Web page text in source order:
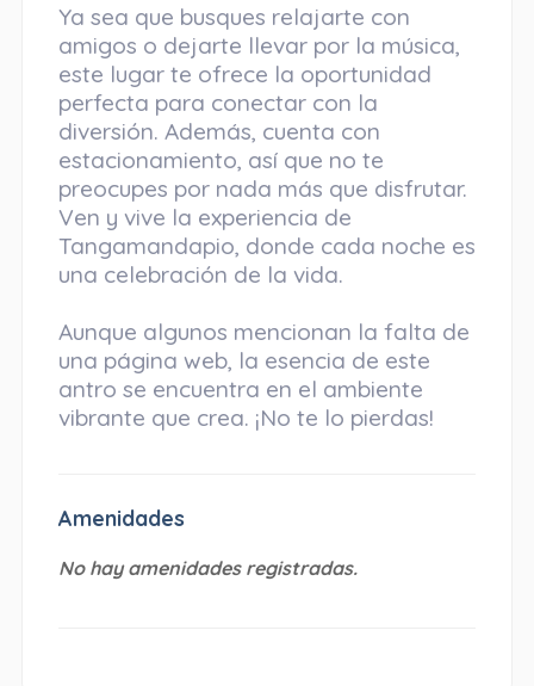
Ya sea que busques relajarte con
amigos o dejarte llevar por la música,
este lugar te ofrece la oportunidad
perfecta para conectar con la
diversión. Además, cuenta con
estacionamiento, así que no te
preocupes por nada más que disfrutar.
Ven y vive la experiencia de
Tangamandapio, donde cada noche es
una celebración de la vida.
Aunque algunos mencionan la falta de
una página web, la esencia de este
antro se encuentra en el ambiente
vibrante que crea. ¡No te lo pierdas!
Amenidades
No hay amenidades registradas.